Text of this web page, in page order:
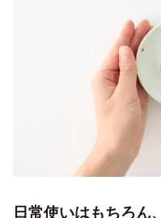
日常使いはもちろん